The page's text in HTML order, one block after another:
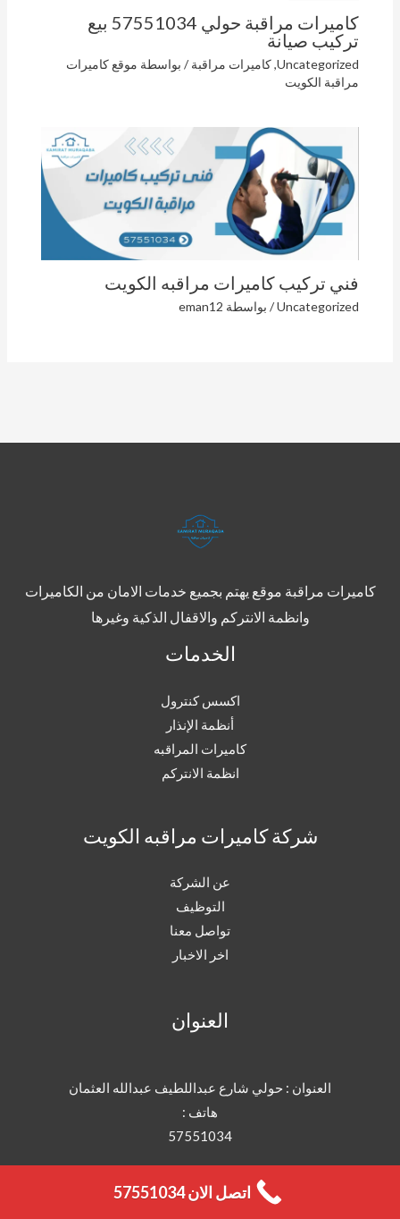
كاميرات مراقبة حولي 57551034 بيع
تركيب صيانة
Uncategorized
,كاميرات مراقبة / بواسطة موقع كاميرات
مراقبة الكويت
فني تركيب كاميرات مراقبه الكويت
Uncategorized/ بواسطة eman12
كاميرات مراقبة موقع يهتم بجميع خدمات الامان من الكاميرات
وانظمة الانتركم والاقفال الذكية وغيرها
الخدمات
اكسس كنترول
أنظمة الإنذار
كاميرات المراقبه
انظمة الانتركم
شركة كاميرات مراقبه الكويت
عن الشركة
التوظيف
تواصل معنا
اخر الاخبار
العنوان
العنوان : حولي شارع عبداللطيف عبدالله العثمان
هاتف :
57551034
اتصل الان 57551034